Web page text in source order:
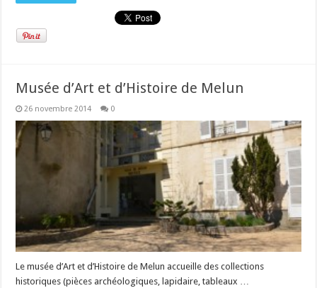
Musée d’Art et d’Histoire de Melun
26 novembre 2014 0
Le musée d’Art et d’Histoire de Melun accueille des collections
historiques (pièces archéologiques, lapidaire, tableaux …